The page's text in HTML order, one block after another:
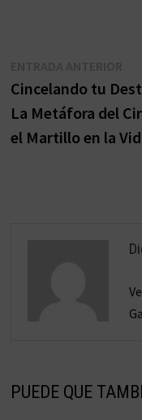
de
entradas
Cincelando tu
La Metáfora del
el Martillo en la
PUEDE QUE